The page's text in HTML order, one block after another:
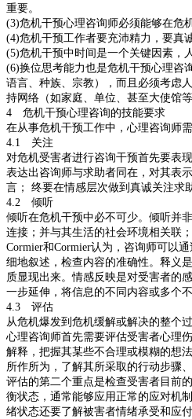
重要。
(3)危机干预心理咨询师必须能够在危
(4)危机干预工作者要充沛精力，要真
(5)危机干预中时间是一个关键因素，
(6)换位思考能力也是危机干预心理咨
语言、种族、宗教），而且必须考虑
持网络（如家庭、单位、甚至大使馆
4 危机干预心理咨询的技能要求
在从事危机干预工作中，心理咨询师
4.1 关注
对危机受害者进行咨询干预首先要表
表达出咨询师与求助者同在，对其表
言； 终要在情感层次做到真诚关注求
4.2 倾听
倾听在危机干预中必不可少。倾听并
连接；并与其生活的社会环境相关联；
Cormier和Cormier认为，咨询师可以
细地叙述，检查内容的准确性。释义
质显现出来。情感反映是对受害者的
一步延伸，将信息的不同内容或多个
4.3 评估
从危机爆发到危机缓解或解决的整个
心理咨询师首先需要评估受害者心理
解释，把握其某些不合理或模糊的想
所作所为，了解其所采取的行动步骤
评估的第二个重点是检查受害者目前
衡状态，通常能够应用正常的应对机
绪状态还要了解被害者情绪承受和应